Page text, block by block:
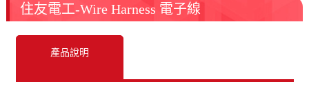
住友電工-Wire Harness 電子線
產品說明